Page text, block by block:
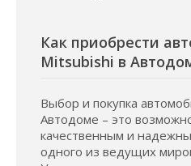
Как приобрести
Mitsubishi в
Выбор и покупка
Автодоме – это
качественным и
одного из ведущих